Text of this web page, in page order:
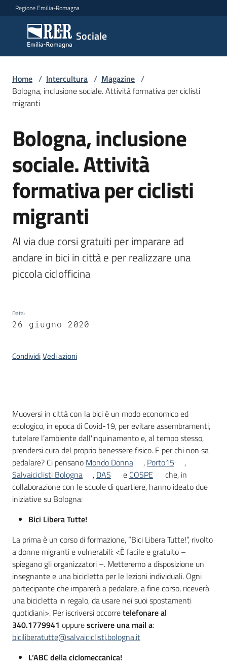
Vai al contenuto
Vai alla navigazione
Vai al footer
Regione Emilia-Romagna
Sociale
Sociale
Argomenti
Servizi
Leggi
Atti
Bandi
Piani
Programmi
Progetti
Seguici
su
Home / Intercultura / Magazine /
Bologna, inclusione sociale. Attività formativa per ciclisti
migranti
Salta al contenuto
Bologna, inclusione
sociale. Attività
formativa per ciclisti
migranti
Al via due corsi gratuiti per imparare ad
andare in bici in città e per realizzare una
piccola ciclofficina
Data:
26 giugno 2020
CondividiVedi azioni
Introduzione
Muoversi in città con la bici è un modo economico ed
ecologico, in epoca di Covid-19, per evitare assembramenti,
tutelare l’ambiente dall'inquinamento e, al tempo stesso,
prendersi cura del proprio benessere fisico. E per chi non sa
pedalare? Ci pensano Mondo Donna , Porto15
,
Salvaiciclisti Bologna
, DAS e COSPE
che, in
collaborazione con le scuole di quartiere, hanno ideato due
iniziative su Bologna:
Bici Libera Tutte!
La prima è un corso di formazione, “Bici Libera Tutte!”, rivolto
a donne migranti e vulnerabili: <È facile e gratuito –
spiegano gli organizzatori –. Metteremo a disposizione un
insegnante e una bicicletta per le lezioni individuali. Ogni
partecipante che imparerà a pedalare, a fine corso, riceverà
una bicicletta in regalo, da usare nei suoi spostamenti
quotidiani>. Per iscriversi occorretelefonare al
340.1779941 oppurescrivere una mail a:
biciliberatutte@salvaiciclisti.bologna.it
L’ABC della ciclomeccanica!